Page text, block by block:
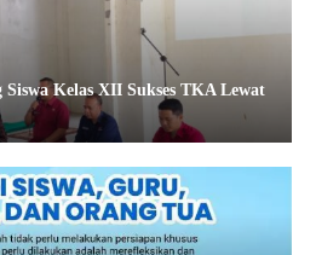
Kelas XII Sukses TKA Lewat